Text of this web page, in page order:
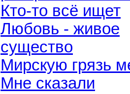
Кто-то всё ищет
Любовь - живое
существо
Мирскую грязь
Мне сказали